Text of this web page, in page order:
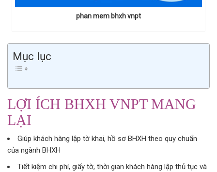
phan mem bhxh vnpt
Mục lục
LỢI ÍCH BHXH VNPT MANG
LẠI
Giúp khách hàng lập tờ khai, hồ sơ BHXH theo quy chuẩn
của ngành BHXH
Tiết kiệm chi phí, giấy tờ, thời gian khách hàng lập thủ tục và